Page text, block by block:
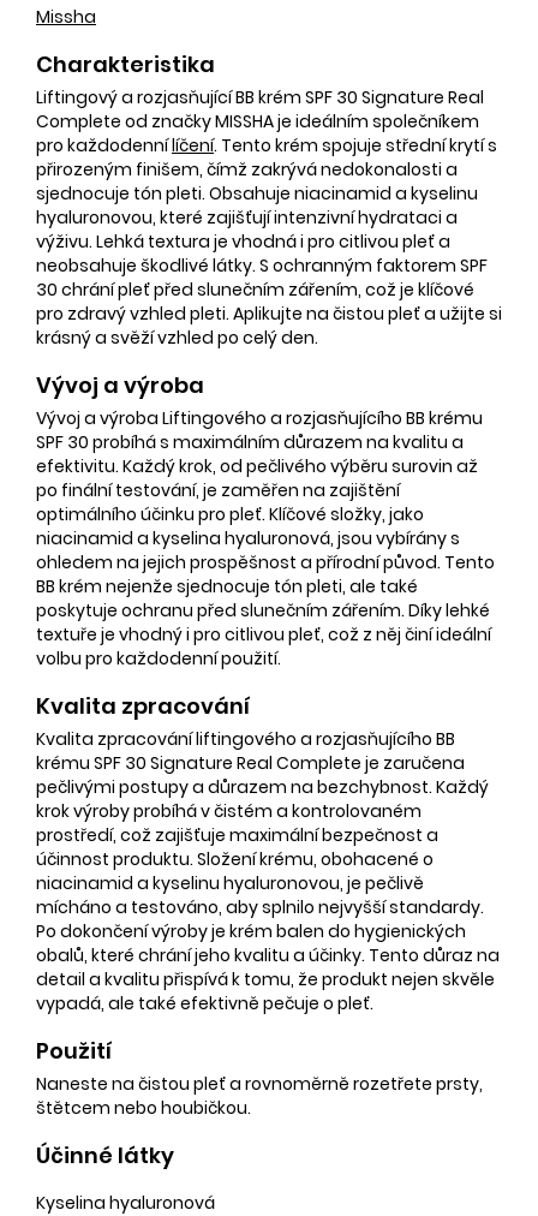
Missha
Charakteristika
Liftingový a rozjasňující BB krém SPF 30 Signature Real
Complete od značky MISSHA je ideálním společníkem
pro každodennílíčení. Tento krém spojuje střední krytí s
přirozeným finišem, čímž zakrývá nedokonalosti a
sjednocuje tón pleti. Obsahuje niacinamid a kyselinu
hyaluronovou, které zajišťují intenzivní hydrataci a
výživu. Lehká textura je vhodná i pro citlivou pleť a
neobsahuje škodlivé látky. S ochranným faktorem SPF
30 chrání pleť před slunečním zářením, což je klíčové
pro zdravý vzhled pleti. Aplikujte na čistou pleť a užijte si
krásný a svěží vzhled po celý den.
Vývoj a výroba
Vývoj a výroba Liftingového a rozjasňujícího BB krému
SPF 30 probíhá s maximálním důrazem na kvalitu a
efektivitu. Každý krok, od pečlivého výběru surovin až
po finální testování, je zaměřen na zajištění
optimálního účinku pro pleť. Klíčové složky, jako
niacinamid a kyselina hyaluronová, jsou vybírány s
ohledem na jejich prospěšnost a přírodní původ. Tento
BB krém nejenže sjednocuje tón pleti, ale také
poskytuje ochranu před slunečním zářením. Díky lehké
textuře je vhodný i pro citlivou pleť, což z něj činí ideální
volbu pro každodenní použití.
Kvalita zpracování
Kvalita zpracování liftingového a rozjasňujícího BB
krému SPF 30 Signature Real Complete je zaručena
pečlivými postupy a důrazem na bezchybnost. Každý
krok výroby probíhá v čistém a kontrolovaném
prostředí, což zajišťuje maximální bezpečnost a
účinnost produktu. Složení krému, obohacené o
niacinamid a kyselinu hyaluronovou, je pečlivě
mícháno a testováno, aby splnilo nejvyšší standardy.
Po dokončení výroby je krém balen do hygienických
obalů, které chrání jeho kvalitu a účinky. Tento důraz na
detail a kvalitu přispívá k tomu, že produkt nejen skvěle
vypadá, ale také efektivně pečuje o pleť.
Použití
Naneste na čistou pleť a rovnoměrně rozetřete prsty,
štětcem nebo houbičkou.
Účinné látky
Kyselina hyaluronová